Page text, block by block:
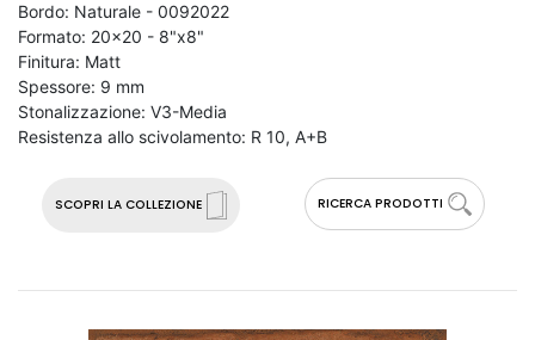
SCOPRI LA COLLEZIONE RICERCA PRODOTTI
Bordo: Naturale - 0092022
Formato: 20x20 - 8"x8"
Finitura: Matt
Spessore: 9 mm
Stonalizzazione: V3-Media
Resistenza allo scivolamento: R 10, A+B